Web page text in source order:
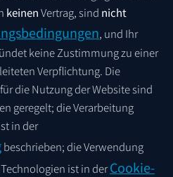
keinenVertrag, sind nicht
, und Ihr
keine Zustimmung zu einer
Verpflichtung. Die
die Nutzung der Website sind
geregelt; die Verarbeitung
in der
beschrieben; die Verwendung
ist in derCookie-